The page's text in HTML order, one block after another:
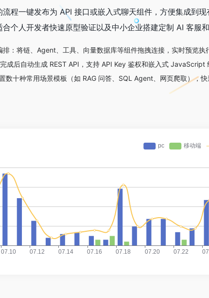
程一键发布为 API 接口或嵌入式聊天组件，方便集成到
个人开发者快速原型验证以及中小企业搭建定制 AI 客服和
：将链、Agent、工具、向量数据库等组件拖拽连接，实时预览执
成后自动生成 REST API，支持 API Key 鉴权和嵌入式 JavaScript
数十种常用场景模板（如 RAG 问答、SQL Agent、网页爬取），快